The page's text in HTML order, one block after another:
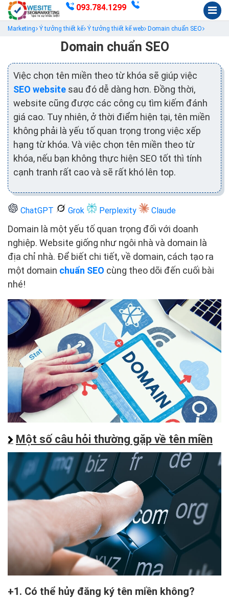
093.784.1299
Marketing Ý tưởng thiết kế Ý tưởng thiết kế web Domain chuẩn SEO
Domain chuẩn SEO
Việc chọn tên miền theo từ khóa sẽ giúp việc
SEO website sau đó dễ dàng hơn. Đồng thời,
website cũng được các công cụ tìm kiếm đánh
giá cao. Tuy nhiên, ở thời điểm hiện tại, tên miền
không phải là yếu tố quan trọng trong việc xếp
hạng từ khóa. Và việc chọn tên miền theo từ
khóa, nếu bạn không thực hiện SEO tốt thì tính
cạnh tranh rất cao và sẽ rất khó lên top.
ChatGPT Grok Perplexity Claude
Domain là một yếu tố quan trọng đối với doanh
nghiệp. Website giống như ngôi nhà và domain là
địa chỉ nhà. Để biết chi tiết, về domain, cách tạo ra
một domain chuẩn SEO cùng theo dõi đến cuối bài
nhé!
Một số câu hỏi thường gặp về tên miền
1. Có thể hủy đăng ký tên miền không?